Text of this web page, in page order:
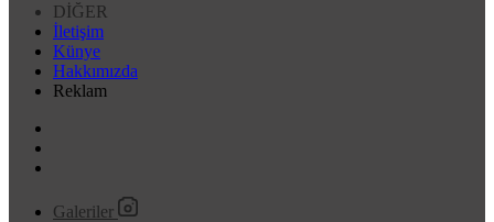
DİĞER
İletişim
Künye
Hakkımızda
Reklam
Galeriler